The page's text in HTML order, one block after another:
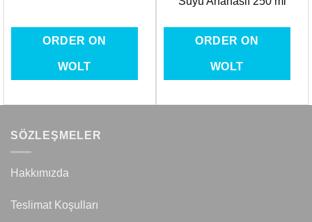
ORDER ON
WOLT
ORDER ON
WOLT
SÖZLEŞMELER
Hakkımızda
Teslimat Koşulları